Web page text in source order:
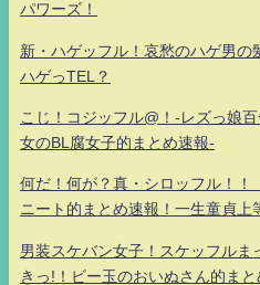
パワーズ！
新・ハゲッフル！哀愁のハゲ男の
ハゲっTEL？
こじ！コジッフル@！-レズっ娘
女のBL腐女子的まとめ速報-
何だ！何が？真・シロッフル
ニート的まとめ速報！一生童貞上
男装スケバン女子！スケッフルま
きっ!！ビー玉のおいぬさん的ま